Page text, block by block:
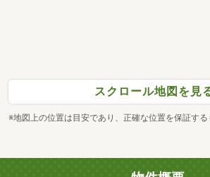
スクロール地図を見
※地図上の位置は目安であり、正確な位置を保証する